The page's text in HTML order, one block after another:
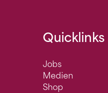
Quicklinks
Jobs
Medien
Shop